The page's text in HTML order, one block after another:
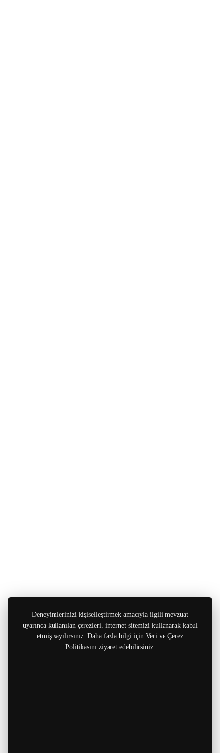
Deneyimlerinizi kişiselleştirmek amacıyla ilgili mevzuat
uyarınca kullanılan çerezleri, internet sitemizi kullanarak kabul
etmiş sayılırsınız. Daha fazla bilgi için Veri ve Çerez
Politikasını ziyaret edebilirsiniz.